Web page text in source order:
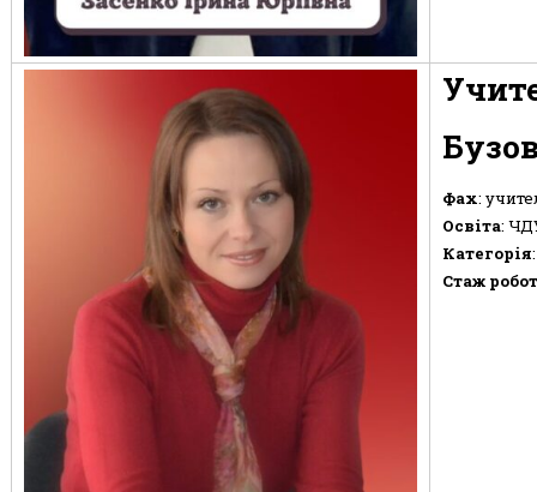
Фах:
Освіта:
Категорія
Стаж